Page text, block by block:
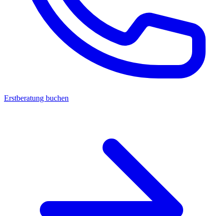
Erstberatung buchen